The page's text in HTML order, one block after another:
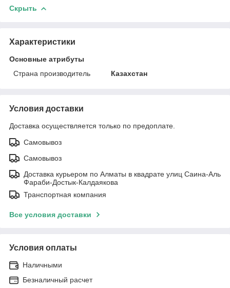
Скрыть
Характеристики
Основные атрибуты
Страна производитель
Казахстан
Условия доставки
Доставка осуществляется только по предоплате.
Самовывоз
Самовывоз
Доставка курьером по Алматы в квадрате улиц Саина-Аль
Фараби-Достык-Калдаякова
Транспортная компания
Все условия доставки
Условия оплаты
Наличными
Безналичный расчет